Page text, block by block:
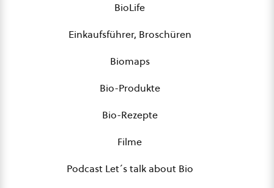
BioLife
Einkaufsführer, Broschüren
Biomaps
Bio-Produkte
Bio-Rezepte
Filme
Podcast Let´s talk about Bio